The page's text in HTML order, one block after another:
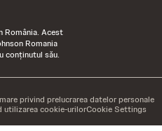
România. Acest
Romania
conţinutul său.
privind prelucrarea datelor personale
utilizarea cookie-urilorCookie Settings